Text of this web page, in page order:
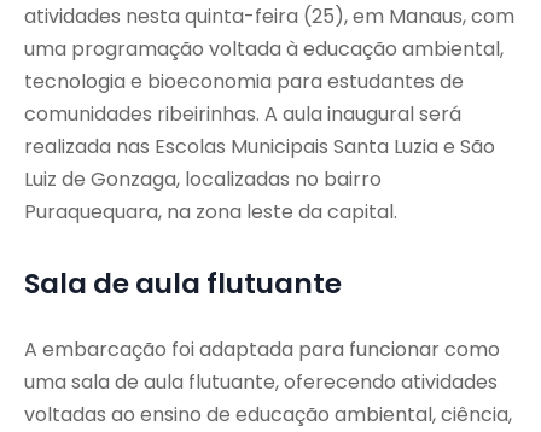
atividades nesta quinta-feira (25), em Manaus, com
uma programação voltada à educação ambiental,
tecnologia e bioeconomia para estudantes de
comunidades ribeirinhas. A aula inaugural será
realizada nas Escolas Municipais Santa Luzia e São
Luiz de Gonzaga, localizadas no bairro
Puraquequara, na zona leste da capital.
Sala de aula flutuante
A embarcação foi adaptada para funcionar como
uma sala de aula flutuante, oferecendo atividades
voltadas ao ensino de educação ambiental, ciência,